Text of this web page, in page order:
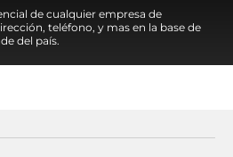
de cualquier empresa de
teléfono, y mas en la base de
del país.